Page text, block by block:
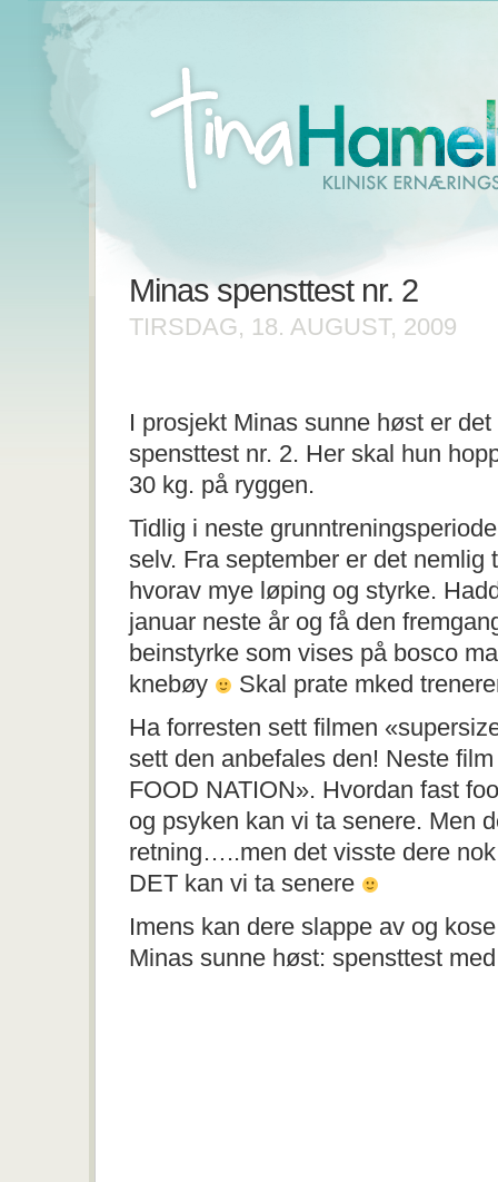
Minas spensttest nr. 2
TIRSDAG, 18. AUGUST, 2009
I prosjekt Minas sunne høst er
spensttest nr. 2. Her skal hun
30 kg. på ryggen.
Tidlig i neste
selv. Fra september er det nemlig
hvorav mye løping og styrke.
januar neste år og få den
beinstyrke som vises på bosco
knebøy
Skal prate mked
Ha forresten sett filmen
sett den anbefales den! Neste
FOOD NATION». Hvordan fast
og psyken kan vi ta senere. Men
retning…..men det visste dere
DET kan vi ta senere
Imens kan dere slappe av og
Minas sunne høst: spensttest